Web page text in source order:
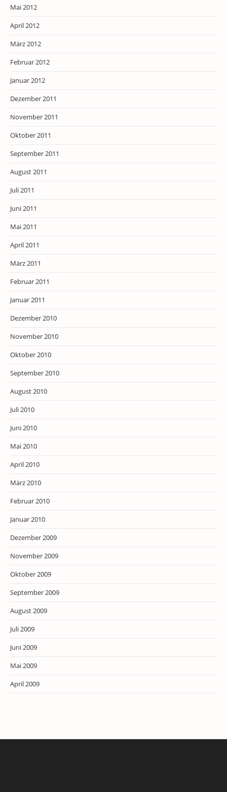
Mai 2012
April 2012
März 2012
Februar 2012
Januar 2012
Dezember 2011
November 2011
Oktober 2011
September 2011
August 2011
Juli 2011
Juni 2011
Mai 2011
April 2011
März 2011
Februar 2011
Januar 2011
Dezember 2010
November 2010
Oktober 2010
September 2010
August 2010
Juli 2010
Juni 2010
Mai 2010
April 2010
März 2010
Februar 2010
Januar 2010
Dezember 2009
November 2009
Oktober 2009
September 2009
August 2009
Juli 2009
Juni 2009
Mai 2009
April 2009